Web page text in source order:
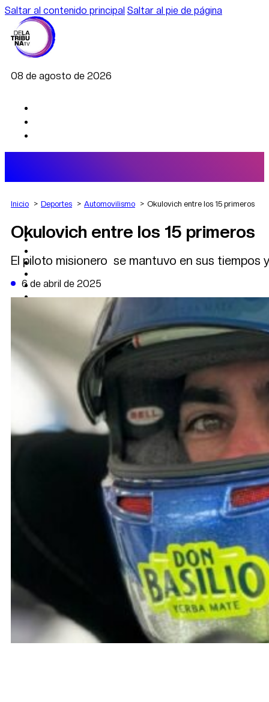
Saltar al contenido principal Saltar al pie de página
08 de agosto de 2026
AGRO
DEPORTES
POLÍTICA
DATA FIRME
DE LA TRIBUNA TV
Inicio Deportes Automovilismo Okulovich entre los 15 primeros
Okulovich entre los 15 primeros
El piloto misionero se mantuvo en sus tiempos
6 de abril de 2025